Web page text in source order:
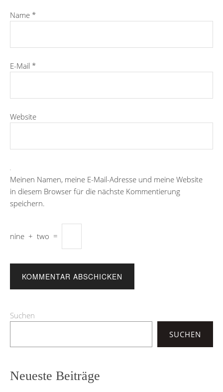
Name *
E-Mail *
Website
Meinen Namen, meine E-Mail-Adresse und meine Website
in diesem Browser für die nächste Kommentierung
speichern.
nine + two =
Suchen
SUCHEN
Neueste Beiträge